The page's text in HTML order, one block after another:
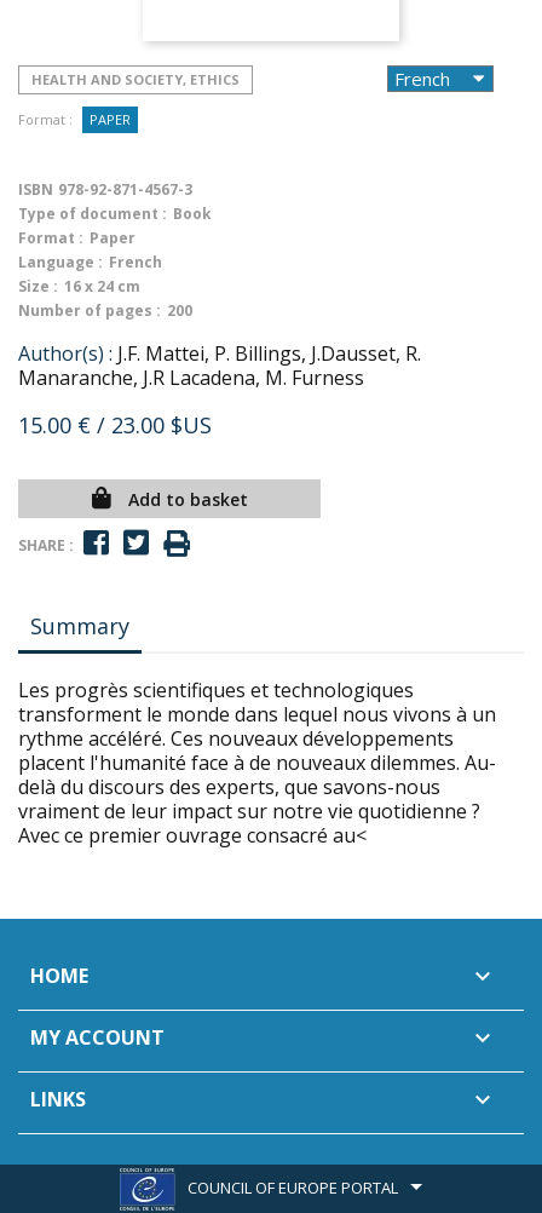
HEALTH AND SOCIETY, ETHICS
Format : PAPER
ISBN 978-92-871-4567-3
Type of document : Book
Format : Paper
Language : French
Size : 16 x 24 cm
Number of pages : 200
Author(s) : J.F. Mattei, P. Billings, J.Dausset, R.
Manaranche, J.R Lacadena, M. Furness
15.00 € / 23.00 $US
Add to basket
SHARE :
Summary
Les progrès scientifiques et technologiques
transforment le monde dans lequel nous vivons à un
rythme accéléré. Ces nouveaux développements
placent l'humanité face à de nouveaux dilemmes. Au-
delà du discours des experts, que savons-nous
vraiment de leur impact sur notre vie quotidienne ?
Avec ce premier ouvrage consacré au<
HOME 
MY ACCOUNT 
LINKS 
COUNCIL OF EUROPE PORTAL